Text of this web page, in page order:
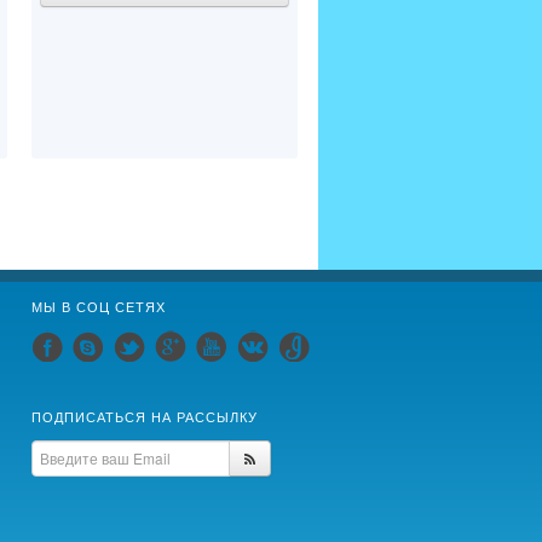
МЫ В СОЦ СЕТЯХ
ПОДПИСАТЬСЯ НА РАССЫЛКУ